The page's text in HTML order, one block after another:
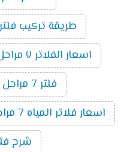
طريقة تركيب فلتر مياه 7
اسعار الفلاتر ٧ مراحل
فلتر 7 مراحل تايواني امريكي
اسعار فلاتر المياه 7 مراحل
شرح فلتر 7